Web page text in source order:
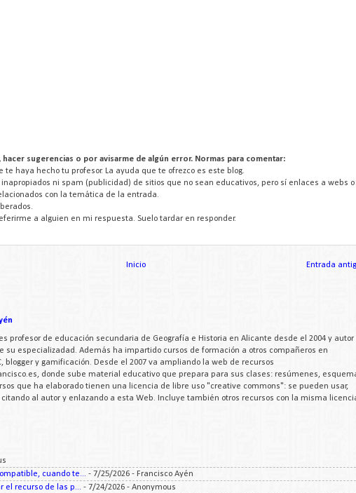
sugerencias o por avisarme de algún error. Normas para comentar:
te haya hecho tu profesor. La ayuda que te ofrezco es este blog.
ni spam (publicidad) de sitios que no sean educativos, pero sí enlaces a webs o
con la temática de la entrada.
a alguien en mi respuesta. Suelo tardar en responder.
Entrada
Inicio
profesor de educación secundaria de Geografía e Historia en Alicante desde el 2004 y autor
su especializadad. Además ha impartido cursos de formación a otros compañeros en
blogger y gamificación. Desde el 2007 va ampliando la web de recursos
donde sube material educativo que prepara para sus clases: resúmenes,
que ha elaborado tienen una licencia de libre uso "creative commons": se pueden usar,
al autor y enlazando a esta Web. Incluye también otros recursos con la misma
cuando te... - 7/25/2026 - Francisco Ayén
el recurso de las p... - 7/24/2026 - Anonymous